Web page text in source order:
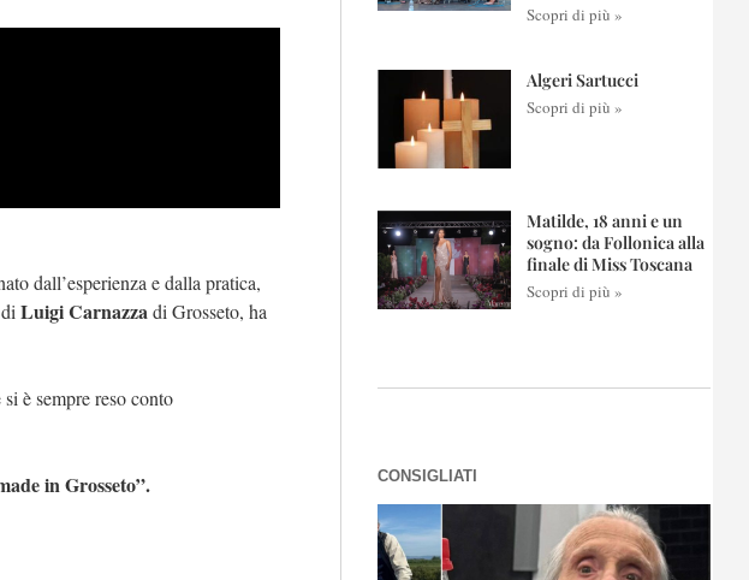
dall’esperienza e dalla pratica,
di Luigi Carnazzadi Grosseto, ha
è sempre reso conto
in Grosseto”.
Scopri di più »
Algeri Sartucci
Scopri di più »
Matilde, 18 anni e un
sogno: da Follonica alla
finale di Miss Toscana
Scopri di più »
CONSIGLIATI